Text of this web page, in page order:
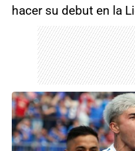
hacer su debut en la